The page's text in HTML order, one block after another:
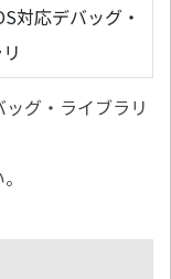
対応デバッグ・
グ・ライブラリ